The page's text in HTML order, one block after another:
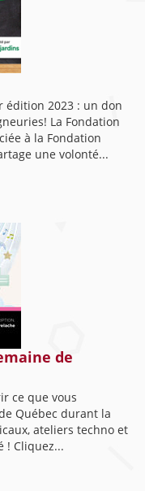
édition 2023 : un don
La Fondation
à la Fondation
une volonté...
de
ce que vous
Québec durant la
ateliers techno et
! Cliquez...